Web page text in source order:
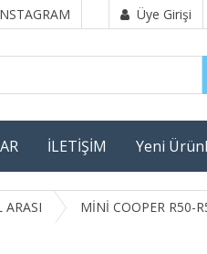
Üye Girişi
İLETİŞİM Yeni
ARASI
MİNİ COOPER R50-